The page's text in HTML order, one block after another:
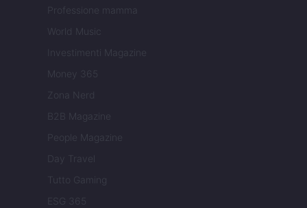
Professione mamma
World Music
Investimenti Magazine
Money 365
Zona Nerd
B2B Magazine
People Magazine
Day Travel
Tutto Gaming
ESG 365